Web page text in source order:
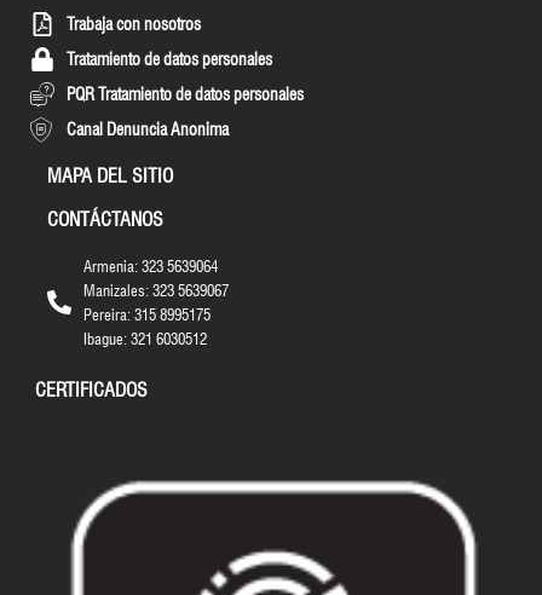
Trabaja con nosotros
Tratamiento de datos personales
PQR Tratamiento de datos personales
Canal Denuncia Anonima
MAPA DEL SITIO
CONTÁCTANOS
Armenia: 323 5639064
Manizales: 323 5639067
Pereira: 315 8995175
Ibague: 321 6030512
CERTIFICADOS